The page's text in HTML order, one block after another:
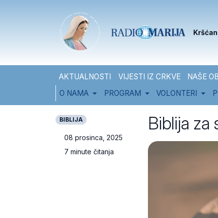
AKTUALNOSTI VIJESTI IZ CRKVE
NAŠE
O NAMA
PROGRAM VOLONTERI
BIBLIJA
08 prosinca, 2025
7 minute čitanja
Biblija za